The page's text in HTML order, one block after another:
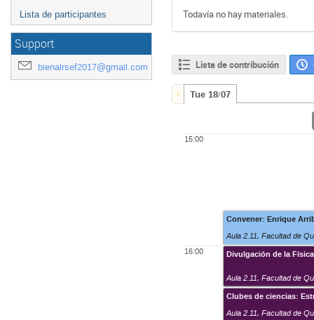
Lista de participantes
Support
bienalrsef2017@gmail.com
Todavía no hay materiales.
Lista de contribución
Tue 18/07
15:00
16:00
Convener: Enrique
Aula 2.11,Facultad de
Divulgación de la
Aula 2.11,Facultad de
Clubes de ciencias:
Aula 2.11,Facultad de